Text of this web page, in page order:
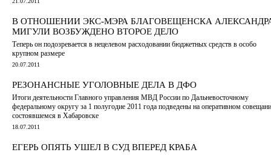
В ОТНОШЕНИИ ЭКС-МЭРА БЛАГОВЕЩЕНСКА
МИГУЛИ ВОЗБУЖДЕНО ВТОРОЕ ДЕЛО
Теперь он подозревается в нецелевом расходовании бюджетных средств в особо
крупном размере
20.07.2011
РЕЗОНАНСНЫЕ УГОЛОВНЫЕ ДЕЛА В ДФО
Итоги деятельности Главного управления МВД России по Дальневосточному
федеральному округу за 1 полугодие 2011 года подведены на оперативном
состоявшемся в Хабаровске
18.07.2011
ЕГЕРЬ ОПЯТЬ УШЕЛ В СУД ВПЕРЕД КРАБА